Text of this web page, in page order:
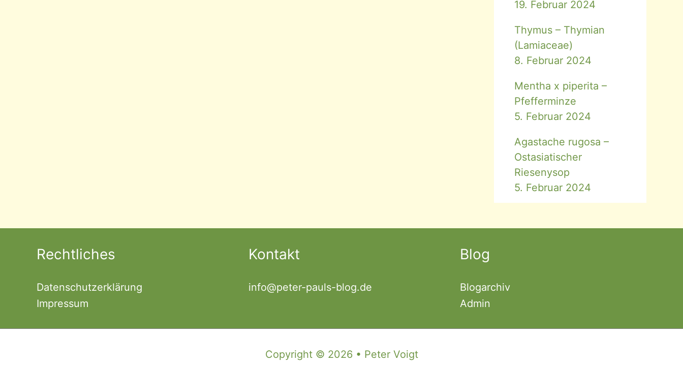
19. Februar 2024
Thymus – Thymian
(Lamiaceae)
8. Februar 2024
Mentha x piperita –
Pfefferminze
5. Februar 2024
Agastache rugosa –
Ostasiatischer
Riesenysop
5. Februar 2024
Rechtliches
Datenschutzerklärung
Impressum
Kontakt
info@peter-pauls-blog.de
Blog
Blogarchiv
Admin
Copyright © 2026 • Peter Voigt